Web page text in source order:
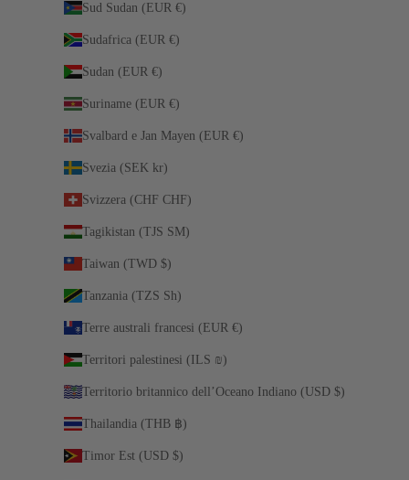
Sud Sudan (EUR €)
Sudafrica (EUR €)
Sudan (EUR €)
Suriname (EUR €)
Svalbard e Jan Mayen (EUR €)
Svezia (SEK kr)
Svizzera (CHF CHF)
Tagikistan (TJS ЅМ)
Taiwan (TWD $)
Tanzania (TZS Sh)
Terre australi francesi (EUR €)
Territori palestinesi (ILS ₪)
Territorio britannico dell’Oceano Indiano (USD $)
Thailandia (THB ฿)
Timor Est (USD $)